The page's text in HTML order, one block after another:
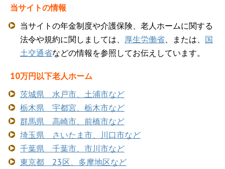
当サイトの情報
当サイトの年金制度や介護保険、老人ホームに関する
法令や規約に関しましては、 厚生労働省 、または、 国
土交通省などの情報を参照してお伝えしています。
10万円以下老人ホーム
茨城県 水戸市、土浦市など
栃木県 宇都宮、栃木市など
群馬県 高崎市、前橋市など
埼玉県 さいたま市、川口市など
千葉県 千葉市、市川市など
東京都 23区、多摩地区など